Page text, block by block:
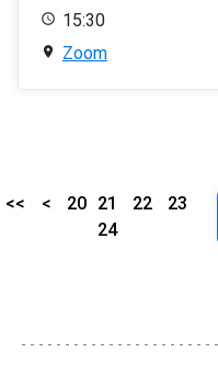
15:30
Zoom
<< < 20 21 22
23
24